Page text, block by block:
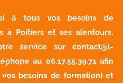
à tous vos besoins de
à Poitiers et ses alentours.
service sur contact@l-
au 06.17.55.39.71afin
vos besoins de formation| et